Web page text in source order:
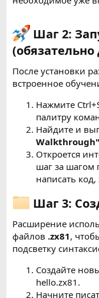
Шаг 2:
После установки
встроенное
Нажмите
палитру
Найдите и
Walkthrough"
Откроется
шаг за шагом
написать код,
Шаг 3:
Расширение
файлов .zx81,
подсветку
Создайте
hello.zx81.
Начните